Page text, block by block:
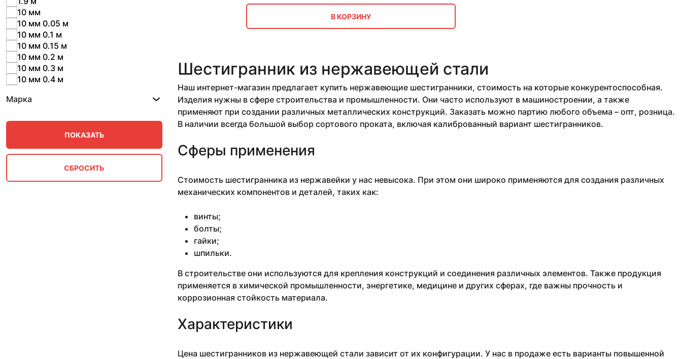
10 мм
10 мм 0.05 м
10 мм 0.1 м
10 мм 0.15 м
10 мм 0.2 м
10 мм 0.3 м
10 мм 0.4 м
10 мм 0.57 м
10 мм 0.78 м
10 мм 0.79-1 м
10 мм 0.87 м
10 мм 1 м
10 мм 1.25-1.97 м
10 мм 1.42-1.5 м
Марка
В КОРЗИНУ
Шестигранник из нержавеющей стали
Наш интернет-магазин предлагает купить нержавеющие шестигранники, стоимость на которые конкурентоспособная.
Изделия нужны в сфере строительства и промышленности. Они часто используют в машиностроении, а также
применяют при создании различных металлических конструкций. Заказать можно партию любого объема – опт, розница.
В наличии всегда большой выбор сортового проката, включая калиброванный вариант шестигранников.
Сферы применения
Стоимость шестигранника из нержавейки у нас невысока. При этом они широко применяются для создания различных
механических компонентов и деталей, таких как:
винты;
болты;
гайки;
шпильки.
В строительстве они используются для крепления конструкций и соединения различных элементов. Также продукция
применяется в химической промышленности, энергетике, медицине и других сферах, где важны прочность и
коррозионная стойкость материала.
Характеристики
Цена шестигранников из нержавеющей стали зависит от их конфигурации. У нас в продаже есть варианты повышенной